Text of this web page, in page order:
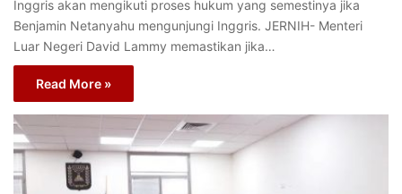
Inggris akan mengikuti proses hukum yang semestinya jika
Benjamin Netanyahu mengunjungi Inggris. JERNIH- Menteri
Luar Negeri David Lammy memastikan jika…
Read More »